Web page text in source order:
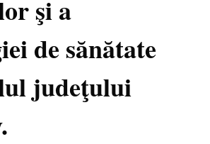
şi a
de sănătate
judeţului